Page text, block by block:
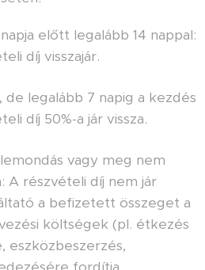
előtt legalább 14 nappal:
díj visszajár.
de legalább 7 napig a kezdés
díj 50%-a jár vissza.
vagy meg nem
A részvételi díj nem jár
a befizetett összeget a
költségek (pl. étkezés
eszközbeszerzés,